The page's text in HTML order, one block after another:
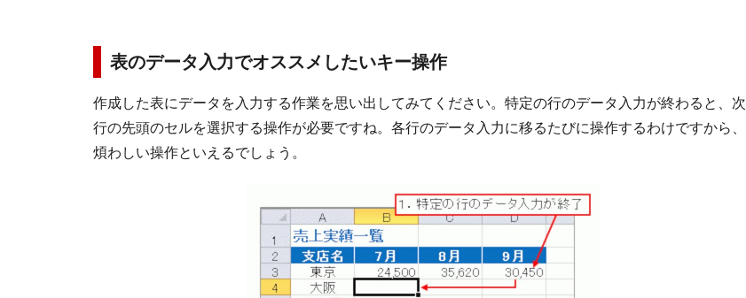
表のデータ入力でオススメしたいキー操作
作成した表にデータを入力する作業を思い出してみてください。特定の行のデータ入力が終わると、次
行の先頭のセルを選択する操作が必要ですね。各行のデータ入力に移るたびに操作するわけですから、
煩わしい操作といえるでしょう。